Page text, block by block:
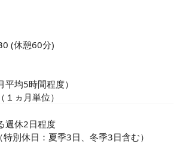
(休憩60分)
平均5時間程度）
１ヵ月単位）
週休2日程度
別休日：夏季3日、冬季3日含む）